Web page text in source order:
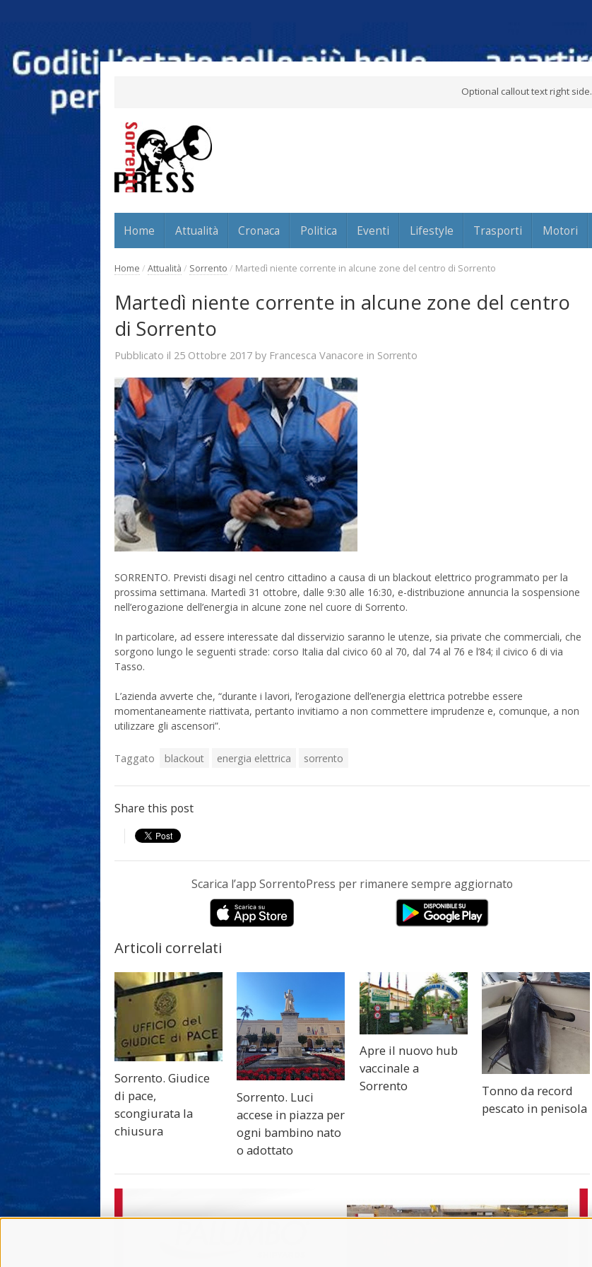
Optional callout text right side.
Home Attualità Cronaca Politica Eventi Lifestyle Trasporti Motori
Home / Attualità / Sorrento / Martedì niente corrente in alcune zone del centro di Sorrento
Martedì niente corrente in alcune zone del centro
di Sorrento
Pubblicato il 25 Ottobre 2017 by Francesca Vanacore in Sorrento
SORRENTO. Previsti disagi nel centro cittadino a causa di un blackout elettrico programmato per la
prossima settimana. Martedì 31 ottobre, dalle 9:30 alle 16:30, e-distribuzione annuncia la sospensione
nell’erogazione dell’energia in alcune zone nel cuore di Sorrento.
In particolare, ad essere interessate dal disservizio saranno le utenze, sia private che commerciali, che
sorgono lungo le seguenti strade: corso Italia dal civico 60 al 70, dal 74 al 76 e l’84; il civico 6 di via
Tasso.
L’azienda avverte che, “durante i lavori, l’erogazione dell’energia elettrica potrebbe essere
momentaneamente riattivata, pertanto invitiamo a non commettere imprudenze e, comunque, a non
utilizzare gli ascensori”.
Taggato blackout energia elettrica sorrento
Share this post
Scarica l’app SorrentoPress per rimanere sempre aggiornato
Articoli correlati
Sorrento. Giudice
di pace,
scongiurata la
chiusura
Sorrento. Luci
accese in piazza per
ogni bambino nato
o adottato
Apre il nuovo hub
vaccinale a
Sorrento
Tonno da record
pescato in penisola